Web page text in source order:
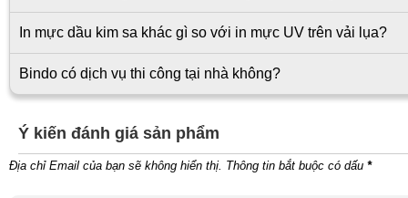
In mực dầu kim sa khác gì so với in mực UV trên vải lụa?
Bindo có dịch vụ thi công tại nhà không?
Ý kiến đánh giá sản phẩm
Địa chỉ Email của bạn sẽ không hiển thị. Thông tin bắt buộc có dấu *